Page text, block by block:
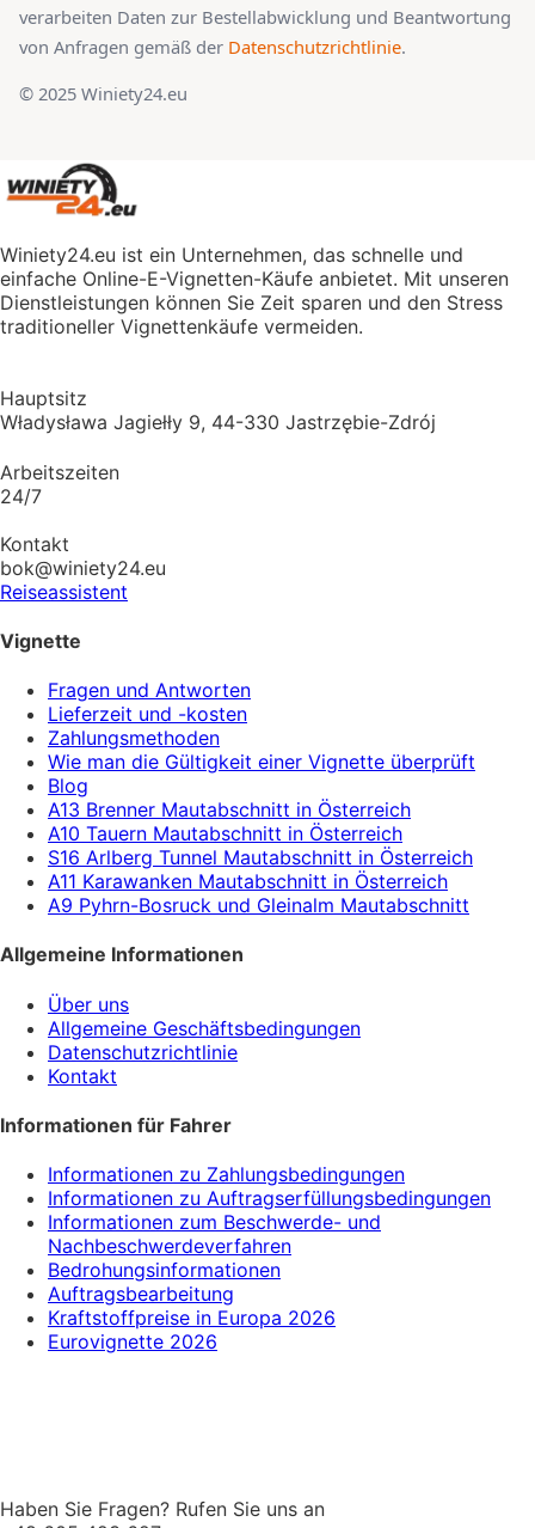
verarbeiten Daten zur Bestellabwicklung und Beantwortung
von Anfragen gemäß der Datenschutzrichtlinie.
© 2025 Winiety24.eu
Winiety24.eu ist ein Unternehmen, das schnelle und
einfache Online-E-Vignetten-Käufe anbietet. Mit unseren
Dienstleistungen können Sie Zeit sparen und den Stress
traditioneller Vignettenkäufe vermeiden.
Hauptsitz
Władysława Jagiełły 9, 44-330 Jastrzębie-Zdrój
Arbeitszeiten
24/7
Kontakt
bok@winiety24.eu
Reiseassistent
Vignette
Fragen und Antworten
Lieferzeit und -kosten
Zahlungsmethoden
Wie man die Gültigkeit einer Vignette überprüft
Blog
A13 Brenner Mautabschnitt in Österreich
A10 Tauern Mautabschnitt in Österreich
S16 Arlberg Tunnel Mautabschnitt in Österreich
A11 Karawanken Mautabschnitt in Österreich
A9 Pyhrn-Bosruck und Gleinalm Mautabschnitt
Allgemeine Informationen
Über uns
Allgemeine Geschäftsbedingungen
Datenschutzrichtlinie
Kontakt
Informationen für Fahrer
Informationen zu Zahlungsbedingungen
Informationen zu Auftragserfüllungsbedingungen
Informationen zum Beschwerde- und
Nachbeschwerdeverfahren
Bedrohungsinformationen
Auftragsbearbeitung
Kraftstoffpreise in Europa 2026
Eurovignette 2026
Haben Sie Fragen? Rufen Sie uns an